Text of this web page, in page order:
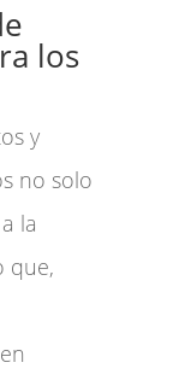
los
y
no solo
la
que,